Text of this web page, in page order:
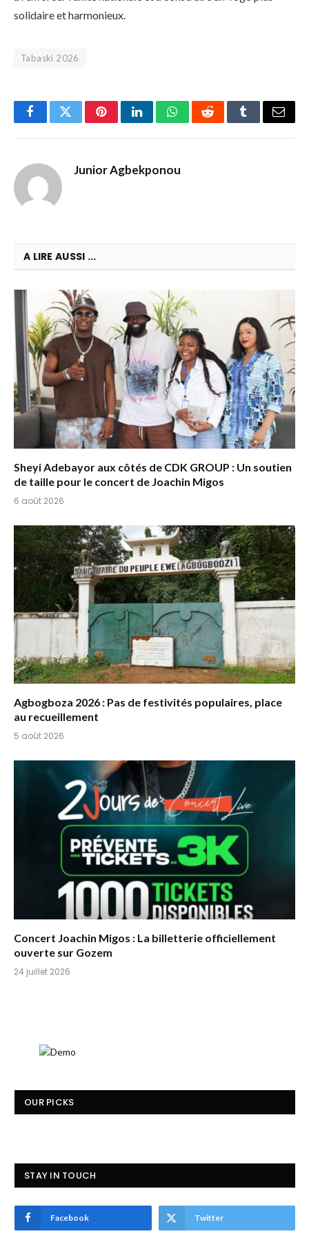
solidaire et harmonieux.
Tabaski 2026
FacebookTwitterPinterestLinkedInWhatsAppRedditTumblrEmail
Junior Agbekponou
A LIRE AUSSI ...
Sheyi Adebayor aux côtés de CDK GROUP : Un soutien
de taille pour le concert de Joachin Migos
6 août 2026
Agbogboza 2026 : Pas de festivités populaires, place
au recueillement
5 août 2026
Concert Joachin Migos : La billetterie officiellement
ouverte sur Gozem
24 juillet 2026
OUR PICKS
STAY IN TOUCH
Facebook Twitter